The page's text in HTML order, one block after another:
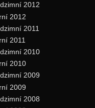
2012
2012
2011
2011
2010
2010
2009
2009
2008